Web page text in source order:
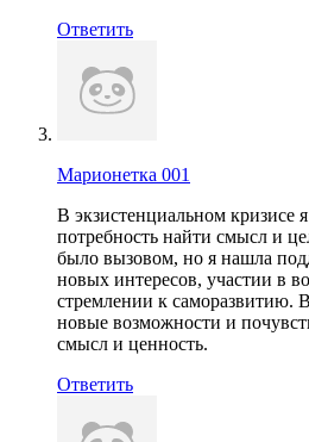
Ответить
Марионетка 001
В экзистенциальном кризисе
потребность найти смысл и
было вызовом, но я нашла
новых интересов, участии в
стремлении к саморазвитию.
новые возможности и
смысл и ценность.
Ответить